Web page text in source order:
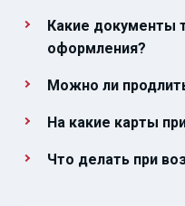
Какие документы
оформления?
Можно ли
На какие карты
Что делать при